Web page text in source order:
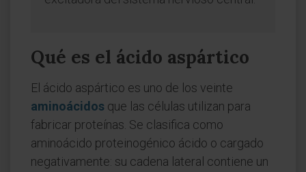
Qué es el ácido aspártico
El ácido aspártico es uno de los veinte
aminoácidos que las células utilizan para
fabricar proteínas. Se clasifica como
aminoácido proteinogénico ácido o cargado
negativamente: su cadena lateral contiene un